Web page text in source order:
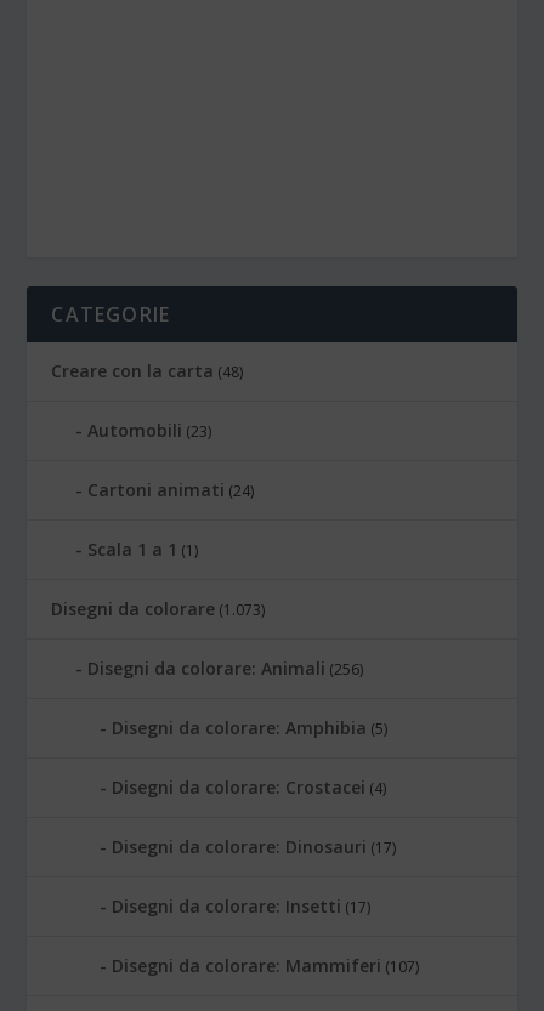
CATEGORIE
Creare con la carta (48)
Automobili (23)
Cartoni animati (24)
Scala 1 a 1 (1)
Disegni da colorare (1.073)
Disegni da colorare: Animali (256)
Disegni da colorare: Amphibia (5)
Disegni da colorare: Crostacei (4)
Disegni da colorare: Dinosauri (17)
Disegni da colorare: Insetti (17)
Disegni da colorare: Mammiferi (107)